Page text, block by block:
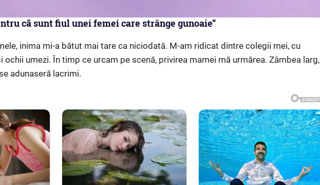
că sunt fiul unei femei care strânge gunoaie”
inima mi-a bătut mai tare ca niciodată. M-am ridicat dintre colegii mei, cu
ochii umezi. În timp ce urcam pe scenă, privirea mamei mă urmărea. Zâmbea larg,
adunaseră lacrimi.